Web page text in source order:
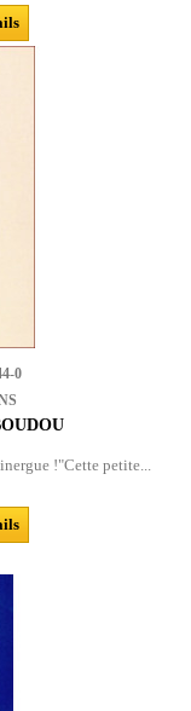
0
!"Cette petite...